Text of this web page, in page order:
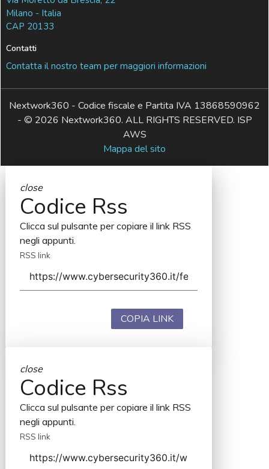
Milano - Italia
CAP 20133
Contatti
Contatta il nostro team per maggiori informazioni
Nextwork360 - Codice fiscale e Partita IVA 13868590962
- © 2026 Nextwork360. ALL RIGHTS RESERVED. ISP
AWS
Mappa del sito
close
Codice Rss
Clicca sul pulsante per copiare il link RSS
negli appunti.
RSS link
COPIA LINK
close
Codice Rss
Clicca sul pulsante per copiare il link RSS
negli appunti.
RSS link